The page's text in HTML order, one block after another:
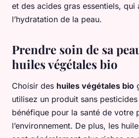
et des acides gras essentiels, qui
l’hydratation de la peau.
Prendre soin de sa
huiles végétales bio
Choisir des huiles végétales bio
utilisez un produit sans
bénéfique pour la santé de votre
l’environnement. De plus, les